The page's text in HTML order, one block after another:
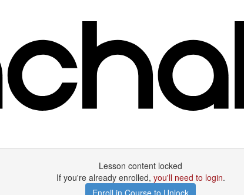
Lesson content locked
If you're already enrolled, you'll need to login.
Enroll in Course to Unlock